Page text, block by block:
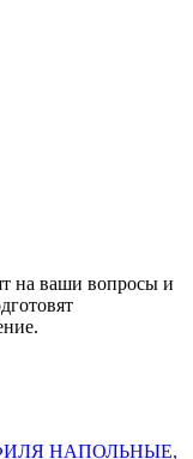
на ваши вопросы и
НАПОЛЬНЫЕ,